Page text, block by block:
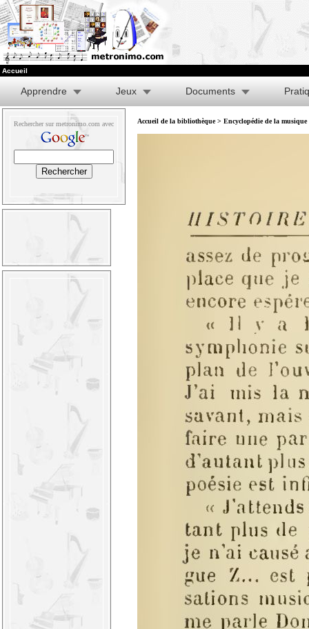
Accueil
Apprendre Jeux Documents
Rechercher sur metronimo.com avec Accueil de la bibliothèque> Encyclopédie de la